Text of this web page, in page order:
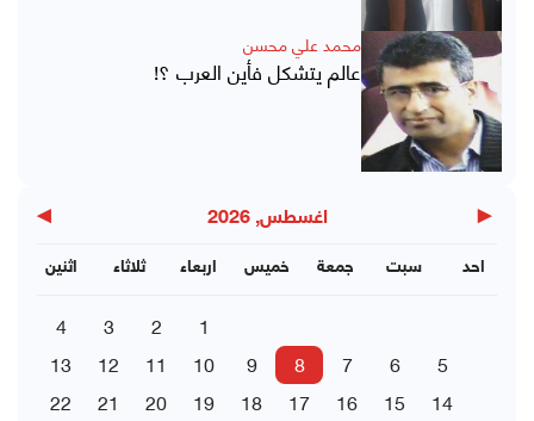
محمد علي محسن
عالم يتشكل فأين العرب ؟!
◀ اغسطس, 2026 ▶
اثنين ثلاثاء اربعاء خميس جمعة سبت احد
1
2
3
4
5
6
7
8
9
10
11
12
13
14
15
16
17
18
19
20
21
22